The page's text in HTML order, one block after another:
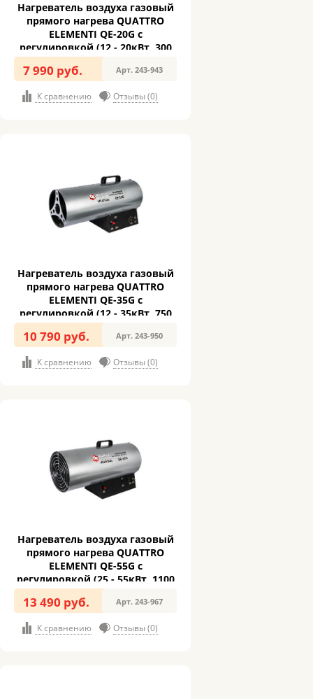
Нагреватель воздуха газовый
прямого нагрева QUATTRO
ELEMENTI QE-20G с
регулировкой (12 - 20кВт, 300
м.куб/ч, 1,4 л/ч, 5,4кг) (243-943)
7 990 руб. Арт. 243-943
К сравнению Отзывы (0)
Нагреватель воздуха газовый
прямого нагрева QUATTRO
ELEMENTI QE-35G с
регулировкой (12 - 35кВт, 750
м.куб/ч, 2,6 л/ч, 8,3кг) (243-950)
10 790 руб. Арт. 243-950
К сравнению Отзывы (0)
Нагреватель воздуха газовый
прямого нагрева QUATTRO
ELEMENTI QE-55G с
регулировкой (25 - 55кВт, 1100
м.куб/ч, 4,2 л/ч, 11,7кг) (243-
967)
13 490 руб. Арт. 243-967
К сравнению Отзывы (0)